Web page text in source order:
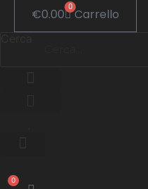
€0.00 0 Carrello
0